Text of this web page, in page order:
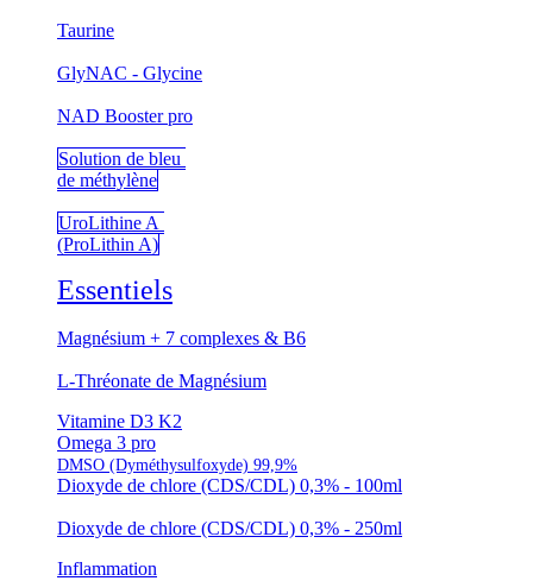
Taurine
GlyNAC - Glycine
NAD Booster pro
Solution de bleu
de méthylène
UroLithine A
(ProLithin A)
Essentiels
Magnésium + 7 complexes & B6
L-Thréonate de Magnésium
Vitamine D3 K2
Omega 3 pro
DMSO (Dyméthysulfoxyde) 99,9%
Dioxyde de chlore (CDS/CDL) 0,3% - 100ml
Dioxyde de chlore (CDS/CDL) 0,3% - 250ml
Inflammation